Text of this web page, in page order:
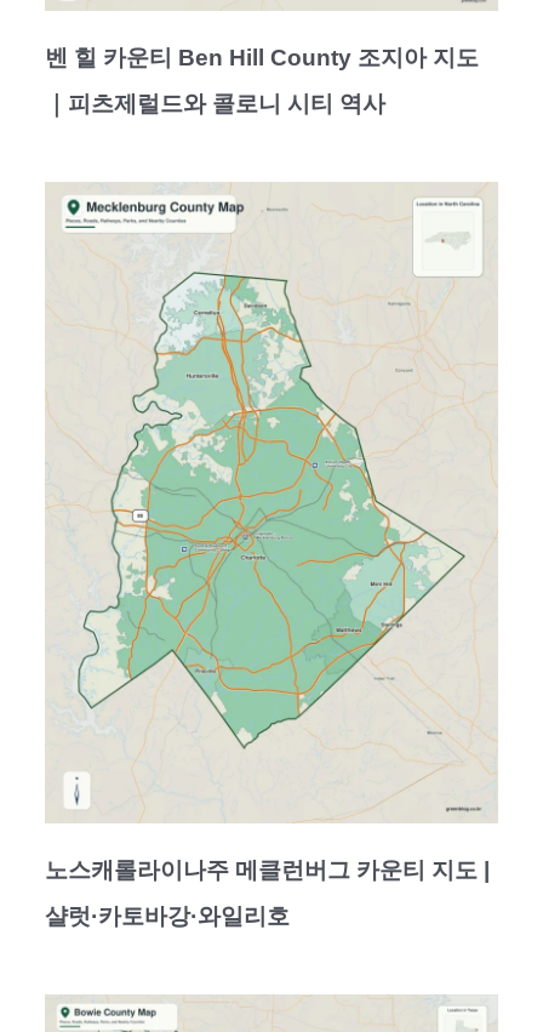
벤 힐 카운티 Ben Hill County 조지아 지도
｜피츠제럴드와 콜로니 시티 역사
노스캐롤라이나주 메클런버그 카운티 지도 |
샬럿·카토바강·와일리호